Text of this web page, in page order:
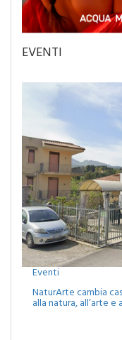
EVENTI
Eventi
NaturArte cambia
alla natura, all’arte e